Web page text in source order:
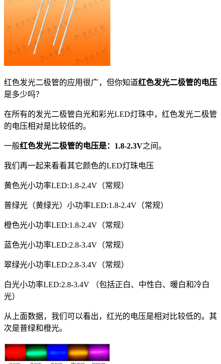
红色发光二极管的应用很广，但你知道红色发光二极管的电压
是多少吗？
在所有的发光二极管白光和彩光LED灯珠中，红色发光二极管
的电压相对是比较低的。
一般红色发光二极管的电压是：1.8-2.3V之间。
我们再一起来看看其它颜色的LED灯珠电压
黄色光小功率LED:1.8-2.4V（常规）
普绿光（黄绿光）小功率LED:1.8-2.4V（常规）
橙色光小功率LED:1.8-2.4V（常规）
蓝色光小功率LED:2.8-3.4V（常规）
翠绿光小功率LED:2.8-3.4V（常规）
白光小功率LED:2.8-3.4V （包括正白、中性白、暖白和冷白
光）
从上面数据，我们可以看出，红光的电压是相对比较低的。其
次是普绿和橙光。